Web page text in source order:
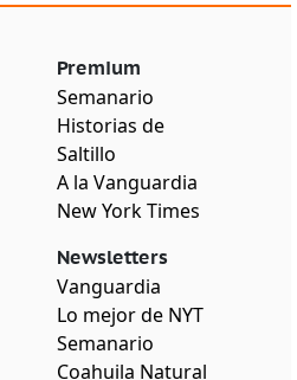
Premium
Semanario
Historias de
Saltillo
A la Vanguardia
New York Times
Newsletters
Vanguardia
Lo mejor de NYT
Semanario
Coahuila Natural